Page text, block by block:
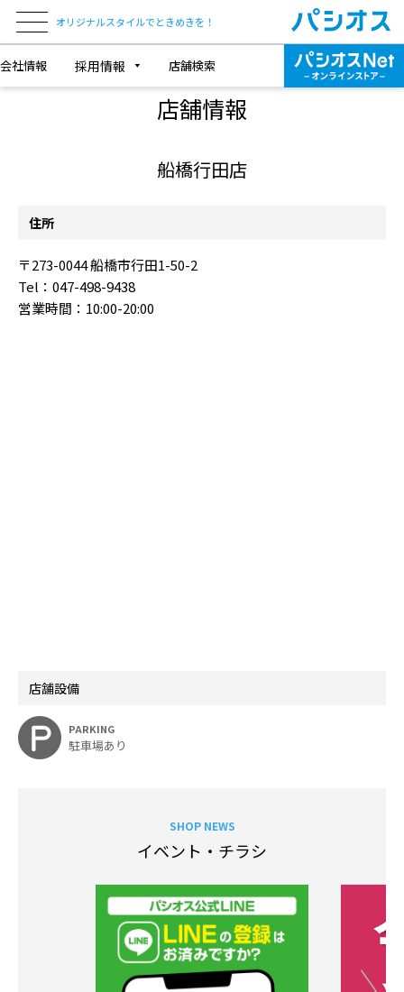
オリジナルスタイルでときめきを！
会社情報 採用情報 店舗検索
SHOP INFORMATION
店舗情報
船橋行田店
住所
〒273-0044 船橋市行田1-50-2
Tel：047-498-9438
営業時間：10:00-20:00
店舗設備
PARKING
駐車場あり
SHOP NEWS
イベント・チラシ